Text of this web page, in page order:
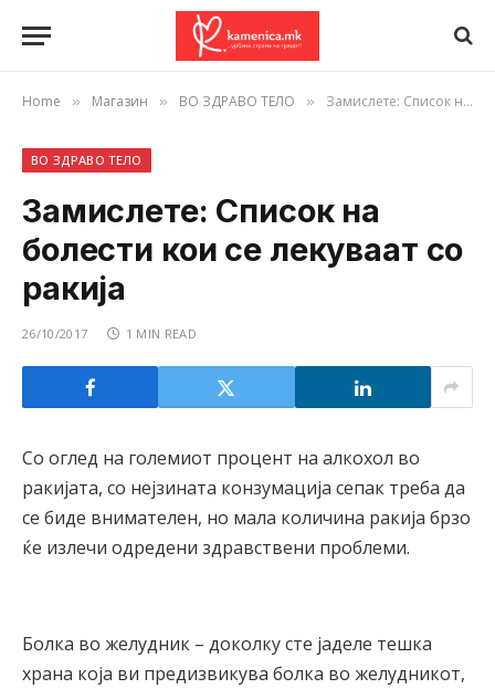
Home » Магазин » ВО ЗДРАВО ТЕЛО » Замислете: Список на болести кои се лекуваат со ракија
ВО ЗДРАВО ТЕЛО
Замислете: Список на
болести кои се лекуваат со
ракија
26/10/2017 1 MIN READ
Со оглед на големиот процент на алкохол во
ракијата, со нејзината конзумација сепак треба да
се биде внимателен, но мала количина ракија брзо
ќе излечи одредени здравствени проблеми.
Болка во желудник – доколку сте јаделе тешка
храна која ви предизвикува болка во желудникот,